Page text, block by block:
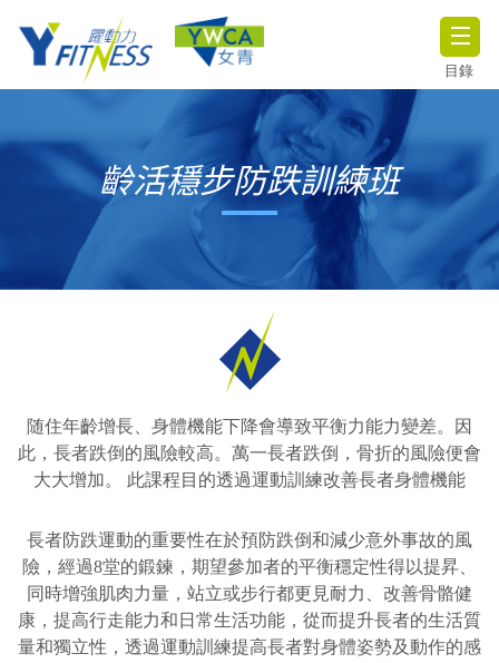
目錄
齡活穩步防跌訓練班
随住年齡增長、身體機能下降會導致平衡力能力變差。因
此，長者跌倒的風險較高。萬一長者跌倒，骨折的風險便會
大大增加。 此課程目的透過運動訓練改善長者身體機能
長者防跌運動的重要性在於預防跌倒和減少意外事故的風
險，經過8堂的鍛鍊，期望參加者的平衡穩定性得以提昇、
同時增強肌肉力量，站立或步行都更見耐力、改善骨骼健
康，提高行走能力和日常生活功能，從而提升長者的生活質
量和獨立性，透過運動訓練提高長者對身體姿勢及動作的感